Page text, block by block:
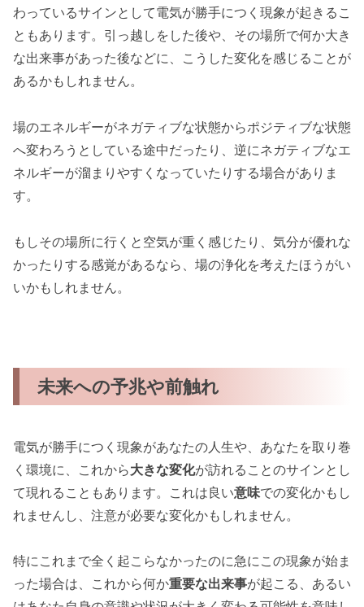
わっているサインとして電気が勝手につく現象が起きるこ
ともあります。引っ越しをした後や、その場所で何か大き
な出来事があった後などに、こうした変化を感じることが
あるかもしれません。
場のエネルギーがネガティブな状態からポジティブな状態
へ変わろうとしている途中だったり、逆にネガティブなエ
ネルギーが溜まりやすくなっていたりする場合がありま
す。
もしその場所に行くと空気が重く感じたり、気分が優れな
かったりする感覚があるなら、場の浄化を考えたほうがい
いかもしれません。
未来への予兆や前触れ
電気が勝手につく現象があなたの人生や、あなたを取り巻
く環境に、これから大きな変化が訪れることのサインとし
て現れることもあります。これは良い意味での変化かもし
れませんし、注意が必要な変化かもしれません。
特にこれまで全く起こらなかったのに急にこの現象が始ま
った場合は、これから何か重要な出来事が起こる、あるい